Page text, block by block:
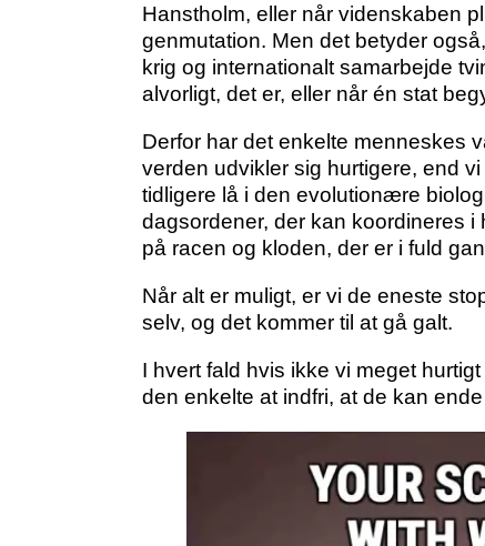
Hanstholm, eller når videnskaben
genmutation. Men det betyder
krig og internationalt samarbejde
alvorligt, det er, eller når én stat
Derfor har det enkelte menneskes
verden udvikler sig hurtigere, end
tidligere lå i den evolutionære
dagsordener, der kan koordineres
på racen og kloden, der er i fuld
Når alt er muligt, er vi de eneste
selv, og det kommer til at gå galt.
I hvert fald hvis ikke vi meget
den enkelte at indfri, at de kan